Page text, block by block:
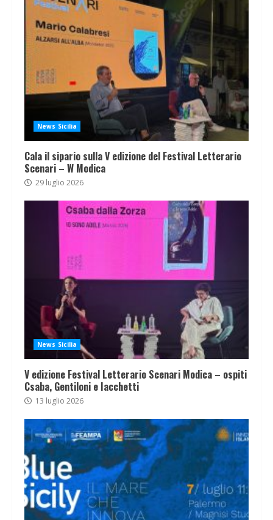
News Sicilia
Cala il sipario sulla V edizione del Festival Letterario
Scenari – W Modica
29 luglio 2026
News Sicilia
V edizione Festival Letterario Scenari Modica – ospiti
Csaba, Gentiloni e Iacchetti
13 luglio 2026